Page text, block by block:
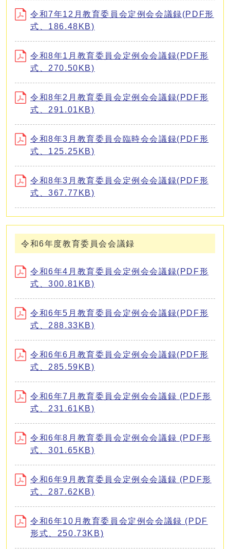
令和7年12月教育委員会定例会会議録(PDF形
式、186.48KB)
令和8年1月教育委員会定例会会議録(PDF形
式、270.50KB)
令和8年2月教育委員会定例会会議録(PDF形
式、291.01KB)
令和8年3月教育委員会臨時会会議録(PDF形
式、125.25KB)
令和8年3月教育委員会定例会会議録(PDF形
式、367.77KB)
令和6年度教育委員会会議録
令和6年4月教育委員会定例会会議録(PDF形
式、300.81KB)
令和6年5月教育委員会定例会会議録(PDF形
式、288.33KB)
令和6年6月教育委員会定例会会議録(PDF形
式、285.59KB)
令和6年7月教育委員会定例会会議録 (PDF形
式、231.61KB)
令和6年8月教育委員会定例会会議録 (PDF形
式、301.65KB)
令和6年9月教育委員会定例会会議録 (PDF形
式、287.62KB)
令和6年10月教育委員会定例会会議録 (PDF
形式、250.73KB)